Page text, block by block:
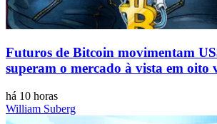
Futuros de Bitcoin movimentam
superam o mercado à vista em oito
há 10 horas
William Suberg